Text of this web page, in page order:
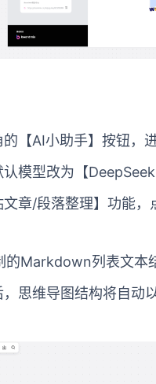
【AI小助手】按钮，
模型改为【
章/段落整理】功能
的Markdown列表文本
思维导图结构将自动